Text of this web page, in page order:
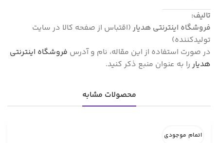
تالیف:
فروشگاه اینترنتی هدیار (اقتباس از صفحه کالا در سایت
تولیدکننده)
در صورت استفاده از این مقاله، نام و آدرس فروشگاه اینترنتی
هدیار را به عنوان منبع ذکر کنید.
محصولات مشابه
اتمام موجودی